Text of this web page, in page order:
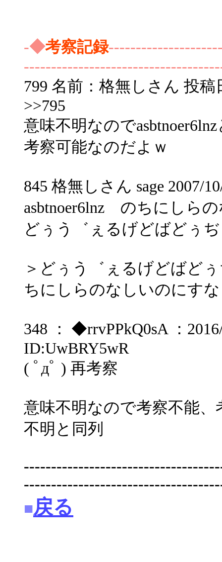
-◆考察記録
799 名前：格無しさん 投稿
>>795
意味不明なので
考察可能なのだよｗ
845 格無しさん sage 2007/
asbtnoer6lnz のちにしら
どぅう゛ぇるげどばどぅ
＞どぅう゛ぇるげどばど
ちにしらのなしいのにすな
348 ： ◆rrvPPkQ0sA ：
ID:UwBRY5wR
( ﾟдﾟ ) 再考察
意味不明なので考察不能
不明と同列
■戻る